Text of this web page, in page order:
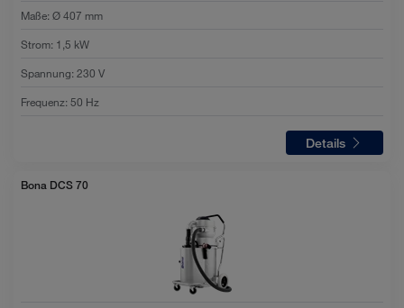
Maße:Ø 407 mm
Strom: 1,5 kW
Spannung:230 V
Frequenz:50 Hz
Details
Bona DCS 70